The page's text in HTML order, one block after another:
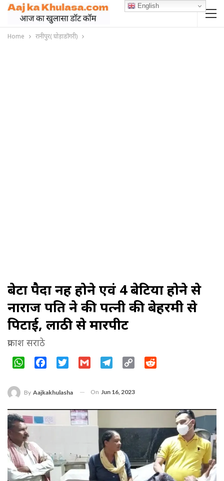
Home रानीपुर( घोड़ाडोंगरी)
बेटा पैदा नहीं होने एवं 4 बेटिया होने से
नाराज पति ने की पत्नी की बेहरमी से
पिटाई, लाठी से मारपीट
प्रकाश सराठे
WhatsAppFacebookTwitter Gmail Telegram
Copy
By Aajkakhulasha On Jun 16, 2023
English